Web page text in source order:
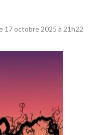
17 octobre 2025 à 21h22